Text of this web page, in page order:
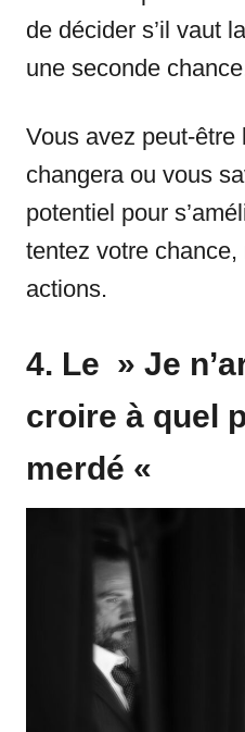
de décider s’il vaut
une seconde
Vous avez peut-être
changera ou vous
potentiel pour
tentez votre
actions.
4. Le » Je
croire à quel
merdé «